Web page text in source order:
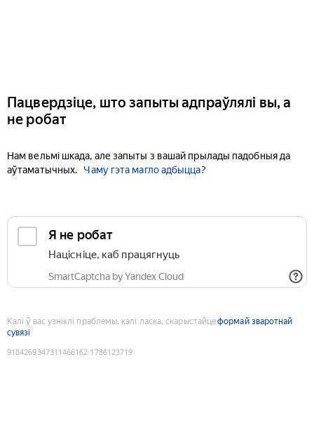
Пацвердзіце, што запыты адпраўлялі вы, а
не робат
Нам вельмі шкада, але запыты з вашай прылады падобныя да
аўтаматычных.
Чаму гэта магло адбыцца?
Я не робат
Націсніце, каб працягнуць
SmartCaptcha by Yandex Cloud
Калі ў вас узніклі праблемы, калі ласка, скарыстайцеформай зваротнай
сувязі
9184269347311466162:1786123719